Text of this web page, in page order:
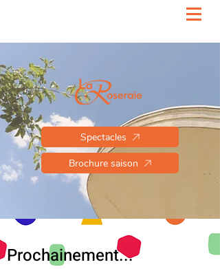
Spectacles
Brochure saison
Prochainement...